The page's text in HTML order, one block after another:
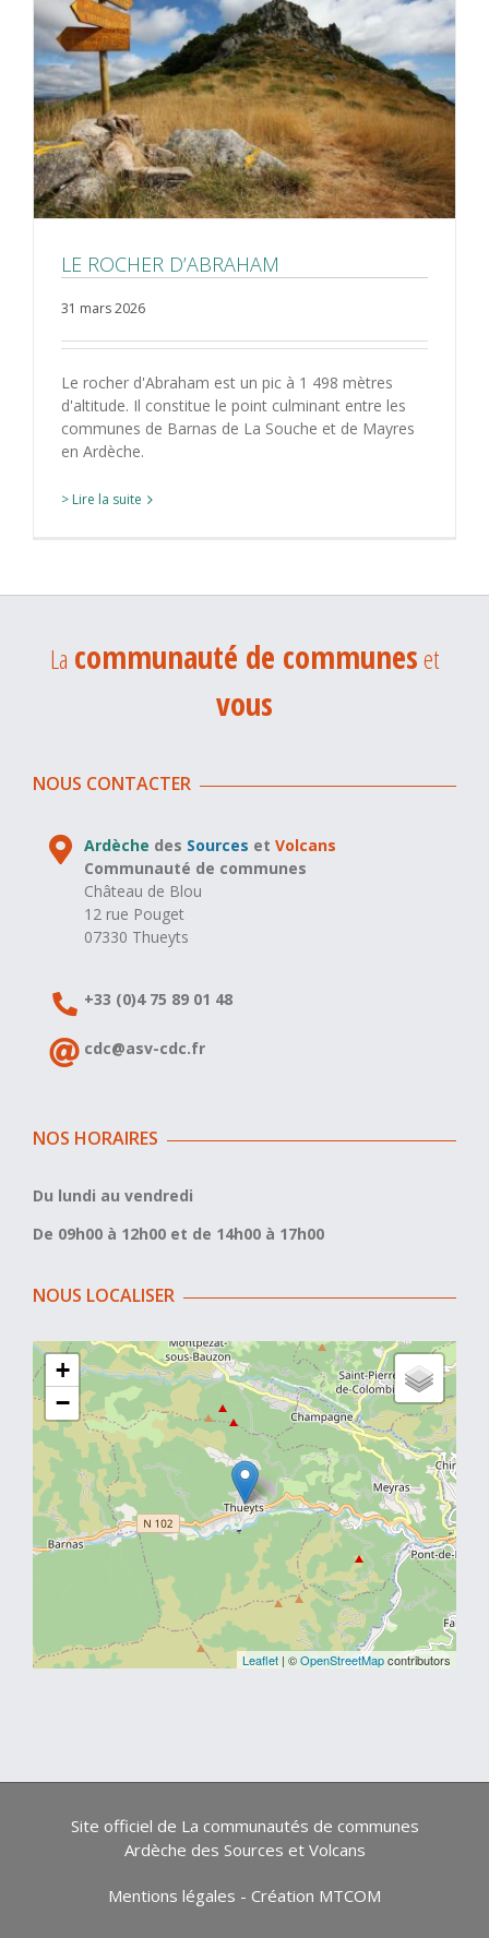
LE ROCHER D’ABRAHAM
31 mars 2026
Le rocher d'Abraham est un pic à 1 498 mètres
d'altitude. Il constitue le point culminant entre les
communes de Barnas de La Souche et de Mayres
en Ardèche.
> Lire la suite
La communauté de communeset
vous
NOUS CONTACTER
Ardèche des Sources etVolcans
Communauté de communes
Château de Blou
12 rue Pouget
07330 Thueyts
+33 (0)4 75 89 01 48
cdc@asv-cdc.fr
NOS HORAIRES
Du lundi au vendredi
De 09h00 à 12h00 et de 14h00 à 17h00
NOUS LOCALISER
+
−
Leaflet | ©OpenStreetMapcontributors
Site officiel de La communautés de communes
Ardèche des Sources et Volcans
Mentions légales - Création MTCOM